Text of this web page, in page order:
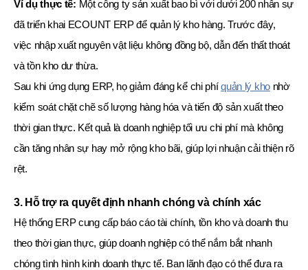
Ví dụ thực tế: Một công ty sản xuất bao bì với dưới 200 nhân sự
đã triển khai ECOUNT ERP để quản lý kho hàng. Trước đây,
việc nhập xuất nguyên vật liệu không đồng bộ, dẫn đến thất thoát
và tồn kho dư thừa.
Sau khi ứng dụng ERP, họ giảm đáng kể chi phíquản lý khonhờ
kiểm soát chặt chẽ số lượng hàng hóa và tiến độ sản xuất theo
thời gian thực. Kết quả là doanh nghiệp tối ưu chi phí mà không
cần tăng nhân sự hay mở rộng kho bãi, giúp lợi nhuận cải thiện rõ
rệt.
3. Hỗ trợ ra quyết định nhanh chóng và chính xác
Hệ thống ERP cung cấp báo cáo tài chính, tồn kho và doanh thu
theo thời gian thực, giúp doanh nghiệp có thể nắm bắt nhanh
chóng tình hình kinh doanh thực tế. Ban lãnh đạo có thể đưa ra